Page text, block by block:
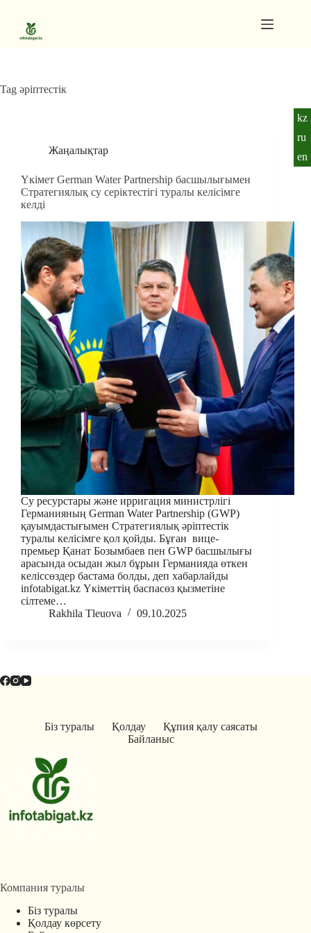
content
kz
ru
en
Tag әріптестік
Жаңалықтар
Үкімет German Water Partnership басшылығымен
Стратегиялық су серіктестігі туралы келісімге
келді
Су ресурстары және ирригация министрлігі
Германияның German Water Partnership (GWP)
қауымдастығымен Стратегиялық әріптестік
туралы келісімге қол қойды. Бұған вице-
премьер Қанат Бозымбаев пен GWP басшылығы
арасында осыдан жыл бұрын Германияда өткен
келіссөздер бастама болды, деп хабарлайды
infotabigat.kz Үкіметтің баспасөз қызметіне
сілтеме…
Rakhila Tleuova
09.10.2025
Біз туралы Қолдау
Құпия қалу саясаты
Байланыс
Компания туралы
Біз туралы
Қолдау көрсету